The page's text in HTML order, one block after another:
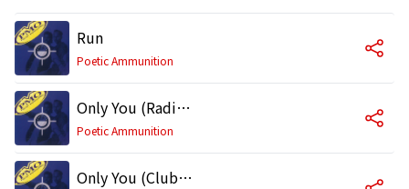
Run
Poetic Ammunition
Only You (Radio Edit)
Poetic Ammunition
Only You (Club Mix)